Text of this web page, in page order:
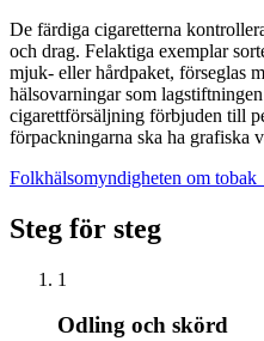
De färdiga cigaretterna
och drag. Felaktiga exemplar
mjuk- eller hårdpaket, förseglas
hälsovarningar som
cigarettförsäljning förbjuden till
förpackningarna ska ha grafiska
Folkhälsomyndigheten om
Steg för steg
1
Odling och skörd